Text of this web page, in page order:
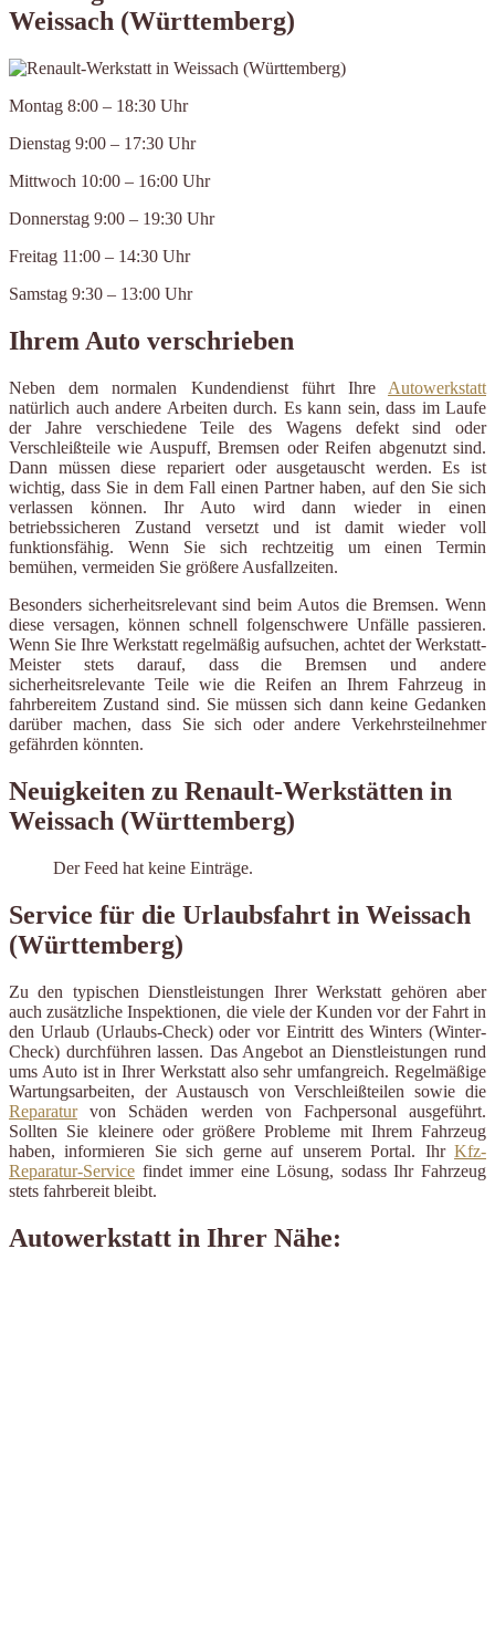
Weissach (Württemberg)
Montag 8:00 – 18:30 Uhr
Dienstag 9:00 – 17:30 Uhr
Mittwoch 10:00 – 16:00 Uhr
Donnerstag 9:00 – 19:30 Uhr
Freitag 11:00 – 14:30 Uhr
Samstag 9:30 – 13:00 Uhr
Ihrem Auto verschrieben
Neben dem normalen Kundendienst führt Ihre Autowerkstatt
natürlich auch andere Arbeiten durch. Es kann sein, dass im Laufe
der Jahre verschiedene Teile des Wagens defekt sind oder
Verschleißteile wie Auspuff, Bremsen oder Reifen abgenutzt sind.
Dann müssen diese repariert oder ausgetauscht werden. Es ist
wichtig, dass Sie in dem Fall einen Partner haben, auf den Sie sich
verlassen können. Ihr Auto wird dann wieder in einen
betriebssicheren Zustand versetzt und ist damit wieder voll
funktionsfähig. Wenn Sie sich rechtzeitig um einen Termin
bemühen, vermeiden Sie größere Ausfallzeiten.
Besonders sicherheitsrelevant sind beim Autos die Bremsen. Wenn
diese versagen, können schnell folgenschwere Unfälle passieren.
Wenn Sie Ihre Werkstatt regelmäßig aufsuchen, achtet der Werkstatt-
Meister stets darauf, dass die Bremsen und andere
sicherheitsrelevante Teile wie die Reifen an Ihrem Fahrzeug in
fahrbereitem Zustand sind. Sie müssen sich dann keine Gedanken
darüber machen, dass Sie sich oder andere Verkehrsteilnehmer
gefährden könnten.
Neuigkeiten zu Renault-Werkstätten in
Weissach (Württemberg)
Der Feed hat keine Einträge.
Service für die Urlaubsfahrt in Weissach
(Württemberg)
Zu den typischen Dienstleistungen Ihrer Werkstatt gehören aber
auch zusätzliche Inspektionen, die viele der Kunden vor der Fahrt in
den Urlaub (Urlaubs-Check) oder vor Eintritt des Winters (Winter-
Check) durchführen lassen. Das Angebot an Dienstleistungen rund
ums Auto ist in Ihrer Werkstatt also sehr umfangreich. Regelmäßige
Wartungsarbeiten, der Austausch von Verschleißteilen sowie die
Reparaturvon Schäden werden von Fachpersonal ausgeführt.
Sollten Sie kleinere oder größere Probleme mit Ihrem Fahrzeug
haben, informieren Sie sich gerne auf unserem Portal. Ihr Kfz-
Reparatur-Service findet immer eine Lösung, sodass Ihr Fahrzeug
stets fahrbereit bleibt.
Autowerkstatt in Ihrer Nähe: